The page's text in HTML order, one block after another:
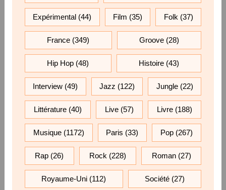
Expérimental (44) Film (35) Folk(37)
France (349) Groove(28)
Hip Hop (48) Histoire(43)
Interview (49) Jazz (122) Jungle(22)
Littérature(40) Live (57) Livre (188)
Musique(1172) Paris (33) Pop (267)
Rap (26) Rock(228) Roman(27)
Royaume-Uni (112) Société(27)